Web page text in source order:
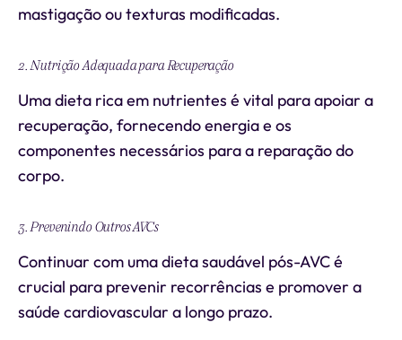
mastigação ou texturas modificadas.
2. Nutrição Adequada para Recuperação
Uma dieta rica em nutrientes é vital para apoiar a
recuperação, fornecendo energia e os
componentes necessários para a reparação do
corpo.
3. Prevenindo Outros AVCs
Continuar com uma dieta saudável pós-AVC é
crucial para prevenir recorrências e promover a
saúde cardiovascular a longo prazo.